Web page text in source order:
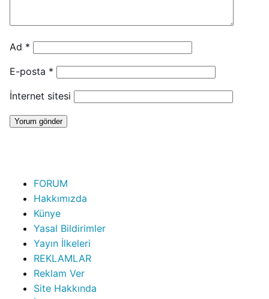
Ad *
E-posta *
İnternet sitesi
FORUM
Hakkımızda
Künye
Yasal Bildirimler
Yayın İlkeleri
REKLAMLAR
Reklam Ver
Site Hakkında